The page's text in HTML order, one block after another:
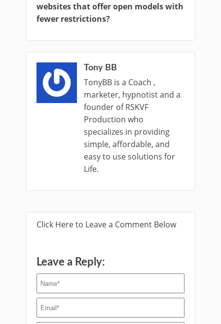
websites that offer open models with
fewer restrictions?
Tony BB
TonyBB is a Coach ,
marketer, hypnotist and a
founder of RSKVF
Production who
specializes in providing
simple, affordable, and
easy to use solutions for
Life.
Click Here to Leave a Comment Below
Leave a Reply: